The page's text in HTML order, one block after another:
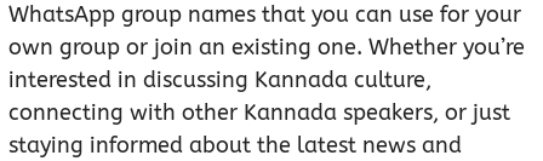
WhatsApp group names that you can use for your
own group or join an existing one. Whether you’re
interested in discussing Kannada culture,
connecting with other Kannada speakers, or just
staying informed about the latest news and